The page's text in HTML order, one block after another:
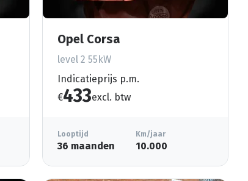
Opel Corsa
level 2 55kW
Indicatieprijs p.m.
€433excl. btw
Looptijd
36 maanden
Km/jaar
10.000